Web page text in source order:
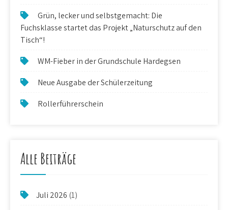
Grün, lecker und selbstgemacht: Die
Fuchsklasse startet das Projekt „Naturschutz auf den
Tisch“!
WM-Fieber in der Grundschule Hardegsen
Neue Ausgabe der Schülerzeitung
Rollerführerschein
Alle Beiträge
Juli 2026 (1)